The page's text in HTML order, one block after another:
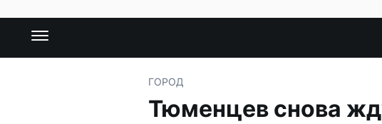
ГОРОД
Тюменцев снова